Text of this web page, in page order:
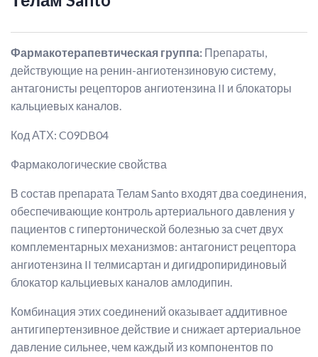
Фармакотерапевтическая группа: Препараты,
действующие на ренин-ангиотензиновую систему,
антагонисты рецепторов ангиотензина II и блокаторы
кальциевых каналов.
Код АТХ: C09DB04
Фармакологические свойства
В состав препарата Телам Santo входят два соединения,
обеспечивающие контроль артериального давления у
пациентов с гипертонической болезнью за счет двух
комплементарных механизмов: антагонист рецептора
ангиотензина II телмисартан и дигидропиридиновый
блокатор кальциевых каналов амлодипин.
Комбинация этих соединений оказывает аддитивное
антигипертензивное действие и снижает артериальное
давление сильнее, чем каждый из компонентов по